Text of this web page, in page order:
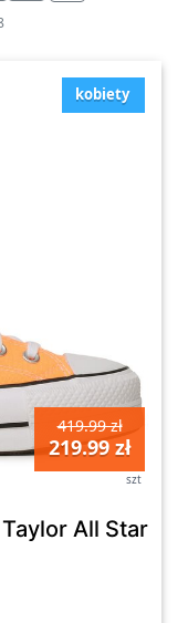
kobiety
419.99 zł
219.99 zł
szt
All Star